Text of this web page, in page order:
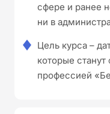
сфере и ранее
ни в
Цель курса –
которые
профессией